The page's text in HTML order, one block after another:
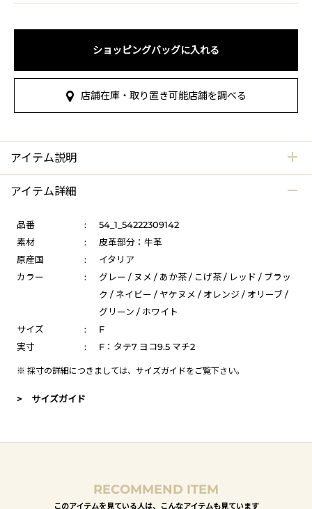
ショッピングバッグに入れる
店舗在庫・取り置き可能店舗を調べる
アイテム説明
アイテム詳細
品番 :
54_1_54222309142
素材
:
皮革部分：牛革
原産国
:
イタリア
カラー
:
グレー / ヌメ / あか茶 / こげ茶 / レッド / ブラッ
ク / ネイビー / ヤケヌメ / オレンジ / オリーブ /
グリーン / ホワイト
サイズ
:
F
実寸
: F：タテ7 ヨコ9.5 マチ2
※ 採寸の詳細につきましては、 サイズガイドをご覧下さい。
> サイズガイド
RECOMMEND ITEM
このアイテムを見ている人は、こんなアイテムも見ています